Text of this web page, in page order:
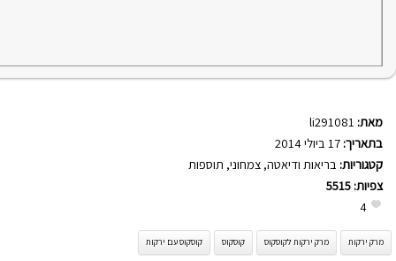
מאת: li291081
בתאריך:
קטגוריות: בריאות ודיאטה, צמחוני, תוספות
צפיות: 5515
4
מרק ירקות מרק ירקות לקוסקוס קוסקוס קוסקוס עם ירקות